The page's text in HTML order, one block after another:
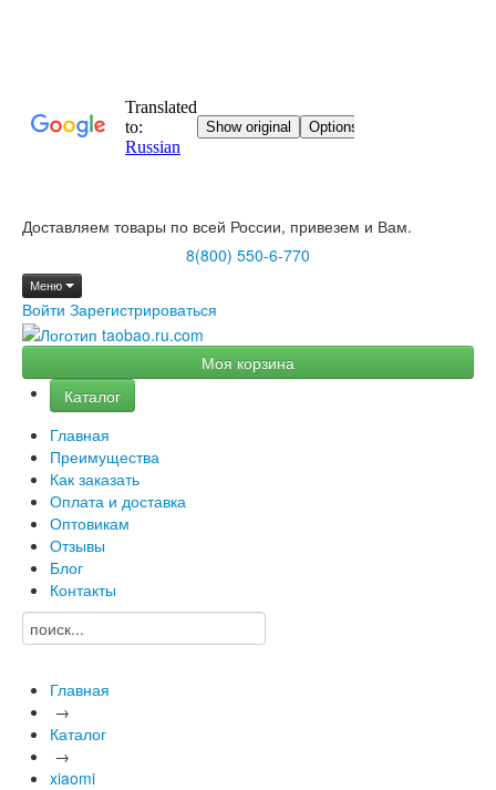
Доставляем товары по всей России, привезем и Вам.
8(800) 550-6-770
Меню
Войти Зарегистрироваться
Моя корзина
Каталог
Главная
Преимущества
Как заказать
Оплата и доставка
Оптовикам
Отзывы
Блог
Контакты
Главная
→
Каталог
→
xiaomi